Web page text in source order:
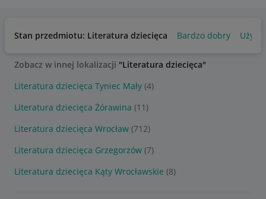
Stan przedmiotu: Literatura dziecięca Bardzo dobry
Zobacz w innej lokalizacji "Literatura dziecięca"
Literatura dziecięca Tyniec Mały (4)
Literatura dziecięca Żórawina (11)
Literatura dziecięca Wrocław (712)
Literatura dziecięca Grzegorzów (7)
Literatura dziecięca Kąty Wrocławskie (8)